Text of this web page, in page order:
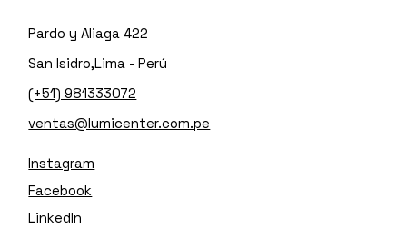
Pardo y Aliaga 422
San Isidro,Lima - Perú
(+51) 981333072
ventas@lumicenter.com.pe
Instagram
Facebook
LinkedIn